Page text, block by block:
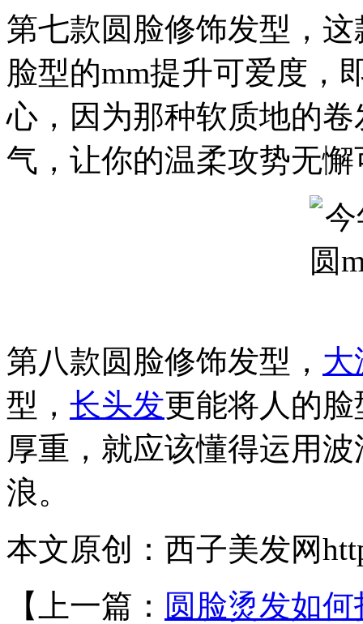
第七款圆脸修饰发型，
脸型的mm提升可爱度，
心，因为那种软质地的
气，让你的温柔攻势无懈
第八款圆脸修饰发型， 大
型， 长头发更能将人的
厚重，就应该懂得运用
浪。
本文原创：西子美发网
【上一篇： 圆脸烫发如